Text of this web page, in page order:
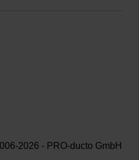
2026 - PRO-ducto GmbH